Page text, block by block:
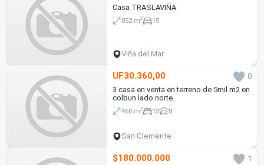
Casa TRASLAVIÑA
852 m2 15
Viña del Mar
UF30.360,00
0
3 casa en venta en terreno de 5mil m2 en
colbun lado norte.
460 m2 15 8
San Clemente
$180.000.000
1